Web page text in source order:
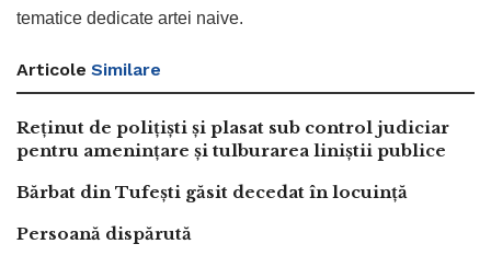
tematice dedicate artei naive.
Articole Similare
Reținut de polițiști și plasat sub control judiciar
pentru amenințare și tulburarea liniștii publice
Bărbat din Tufești găsit decedat în locuință
Persoană dispărută